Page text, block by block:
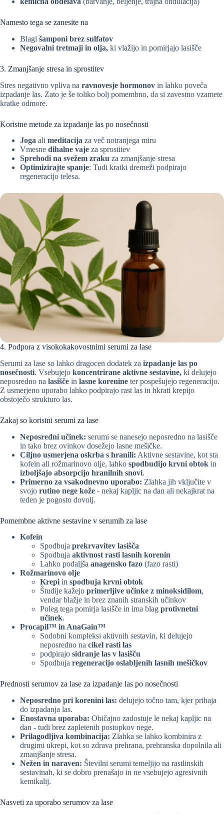
Namesto tega se zanesite na
Blagi šamponi brez sulfatov
Negovalni tretmaji in olja, ki vlažijo in pomirjajo lasišče
3. Zmanjšanje stresa in sprostitev
Stres negativno vpliva na ravnovesje hormonov in lahko poveča
izpadanje las. Zato je še toliko bolj pomembno, da si zavestno vzamete
kratke odmore.
Koristne metode za izpadanje las po nosečnosti
Joga ali meditacija za več notranjega miru
Vmesne dihalne vaje za sprostitev
Sprehodi na svežem zraku za zmanjšanje stresa
Optimizirajte spanje: Tudi kratki dremeži podpirajo
regeneracijo telesa.
4. Podpora z visokokakovostnimi serumi za lase
Serumi za lase so lahko dragocen dodatek za izpadanje las po
nosečnosti. Vsebujejo koncentrirane aktivne sestavine, ki delujejo
neposredno na lasišče in lasne korenine ter pospešujejo regeneracijo.
Z usmerjeno uporabo lahko podpirajo rast las in hkrati krepijo
obstoječo strukturo las.
Zakaj so koristni serumi za lase
Neposredni učinek: serumi se nanesejo neposredno na lasišče
in tako brez ovinkov dosežejo lasne mešičke.
Ciljno usmerjena oskrba s hranili: Aktivne sestavine, kot sta
kofein ali rožmarinovo olje, lahko spodbudijo krvni obtok in
izboljšajo absorpcijo hranilnih snovi.
Primerno za vsakodnevno uporabo: Zlahka jih vključite v
svojo rutino nege kože - nekaj kapljic na dan ali nekajkrat na
teden je pogosto dovolj.
Pomembne aktivne sestavine v serumih za lase
Kofein
Spodbuja prekrvavitev lasišča
Spodbuja aktivnost rasti lasnih korenin
Lahko podaljša anagensko fazo (fazo rasti)
Rožmarinovo olje
Krepi in spodbuja krvni obtok
Študije kažejo primerljive učinke z minoksidilom,
vendar blažje in brez znanih stranskih učinkov
Poleg tega pomirja lasišče in ima blag protivnetni
učinek.
Procapil™ in AnaGain™
Sodobni kompleksi aktivnih sestavin, ki delujejo
neposredno na cikel rasti las
podpirajo sidranje las v lasišču
Spodbuja regeneracijo oslabljenih lasnih mešičkov
Prednosti serumov za lase za izpadanje las po nosečnosti
Neposredno pri korenini las: delujejo točno tam, kjer prihaja
do izpadanja las.
Enostavna uporaba: Običajno zadostuje le nekaj kapljic na
dan - tudi brez zapletenih postopkov nege.
Prilagodljiva kombinacija: Zlahka se lahko kombinira z
drugimi ukrepi, kot so zdrava prehrana, prehranska dopolnila ali
zmanjšanje stresa.
Nežen in naraven: Številni serumi temeljijo na rastlinskih
sestavinah, ki se dobro prenašajo in ne vsebujejo agresivnih
kemikalij.
Nasveti za uporabo serumov za lase